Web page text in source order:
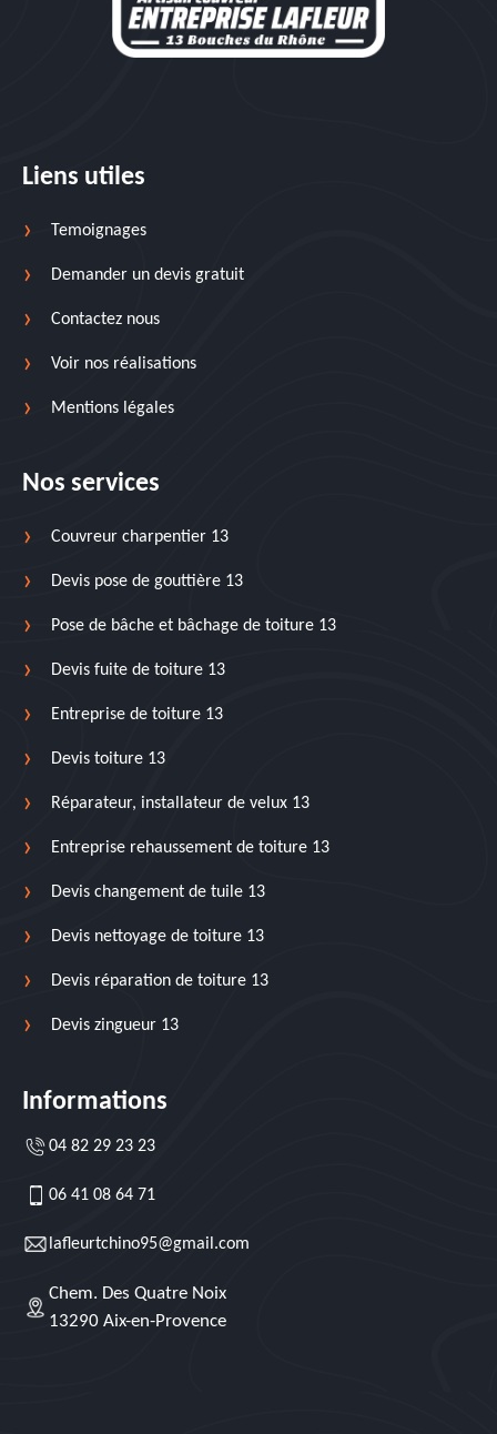
Liens utiles
Temoignages
Demander un devis gratuit
Contactez nous
Voir nos réalisations
Mentions légales
Nos services
Couvreur charpentier 13
Devis pose de gouttière 13
Pose de bâche et bâchage de toiture 13
Devis fuite de toiture 13
Entreprise de toiture 13
Devis toiture 13
Réparateur, installateur de velux 13
Entreprise rehaussement de toiture 13
Devis changement de tuile 13
Devis nettoyage de toiture 13
Devis réparation de toiture 13
Devis zingueur 13
Informations
04 82 29 23 23
06 41 08 64 71
lafleurtchino95@gmail.com
Chem. Des Quatre Noix
13290 Aix-en-Provence